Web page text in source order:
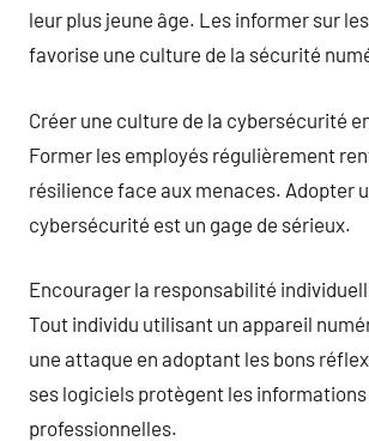
leur plus jeune âge. Les informer sur
favorise une culture de la sécurité
Créer une culture de la cybersécurité
Former les employés régulièrement
résilience face aux menaces. Adopter
cybersécurité est un gage de sérieux.
Encourager la responsabilité
Tout individu utilisant un appareil
une attaque en adoptant les bons
ses logiciels protègent les
professionnelles.